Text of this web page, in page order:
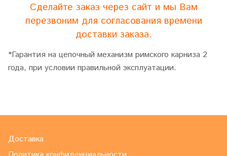
Сделайте заказ через сайт и мы Вам
перезвоним для согласования времени
доставки заказа.
*Гарантия на цепочный механизм римского карниза 2
года, при условии правильной эксплуатации.
Доставка